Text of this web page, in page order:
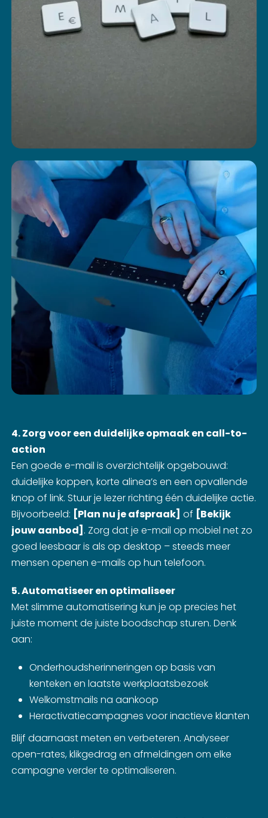
4. Zorg voor een duidelijke opmaak en call-to-
action
Een goede e-mail is overzichtelijk opgebouwd:
duidelijke koppen, korte alinea’s en een opvallende
knop of link. Stuur je lezer richting één duidelijke actie.
Bijvoorbeeld: [Plan nu je afspraak] of [Bekijk
jouw aanbod] . Zorg dat je e-mail op mobiel net zo
goed leesbaar is als op desktop – steeds meer
mensen openen e-mails op hun telefoon.
5. Automatiseer en optimaliseer
Met slimme automatisering kun je op precies het
juiste moment de juiste boodschap sturen. Denk
aan:
Onderhoudsherinneringen op basis van
kenteken en laatste werkplaatsbezoek
Welkomstmails na aankoop
Heractivatiecampagnes voor inactieve klanten
Blijf daarnaast meten en verbeteren. Analyseer
open-rates, klikgedrag en afmeldingen om elke
campagne verder te optimaliseren.